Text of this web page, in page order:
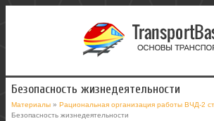
Безопасность жизнедеятельности
Материалы » Рациональная организация работы ВЧД-2
Безопасность жизнедеятельности